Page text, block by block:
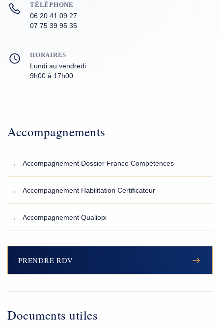
TÉLÉPHONE
06 20 41 09 27
07 75 39 95 35
HORAIRES
Lundi au vendredi
9h00 à 17h00
Accompagnements
→ Accompagnement Dossier France Compétences
→ Accompagnement Habilitation Certificateur
→ Accompagnement Qualiopi
PRENDRE RDV
Documents utiles